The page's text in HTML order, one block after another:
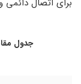
برای اتصال
جدول